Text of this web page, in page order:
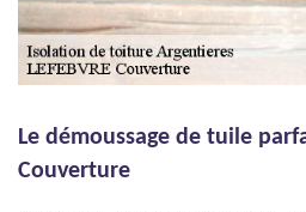
Le démoussage de tuile
Couverture